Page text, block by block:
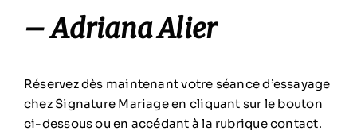
– Adriana Alier
Réservez dès maintenant votre séance d’essayage
chez Signature Mariage en cliquant sur le bouton
ci-dessous ou en accédant à la rubrique contact.